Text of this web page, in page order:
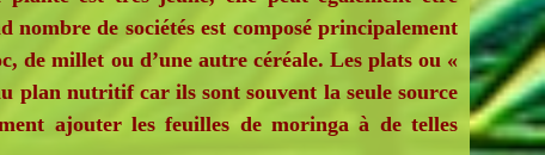
nombre de sociétés est composé principalement
de millet ou d’une autre céréale. Les plats ou «
plan nutritif car ils sont souvent la seule source
ajouter les feuilles de moringa à de telles